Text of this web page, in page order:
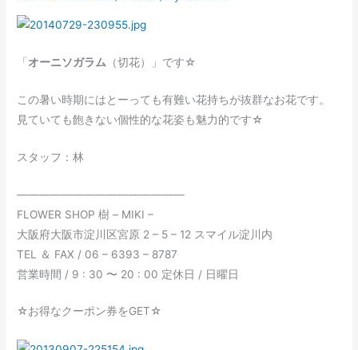
「 オーニソガラム （切花）」です☆
この暑い時期にはとーっても有難い花持ちが抜群なお花です。
見ていても飽きない個性的な花姿も魅力的です☆
スタッフ：林
———————————————
FLOWER SHOP 樹 – MIKI –
大阪府大阪市淀川区宮原 2 – 5 – 12 スマイル淀川内
TEL ＆ FAX / 06 – 6393 – 8787
営業時間 / 9 : 30 〜 20 : 00 定休日 / 日曜日
☆お得なクーポン券をGET☆